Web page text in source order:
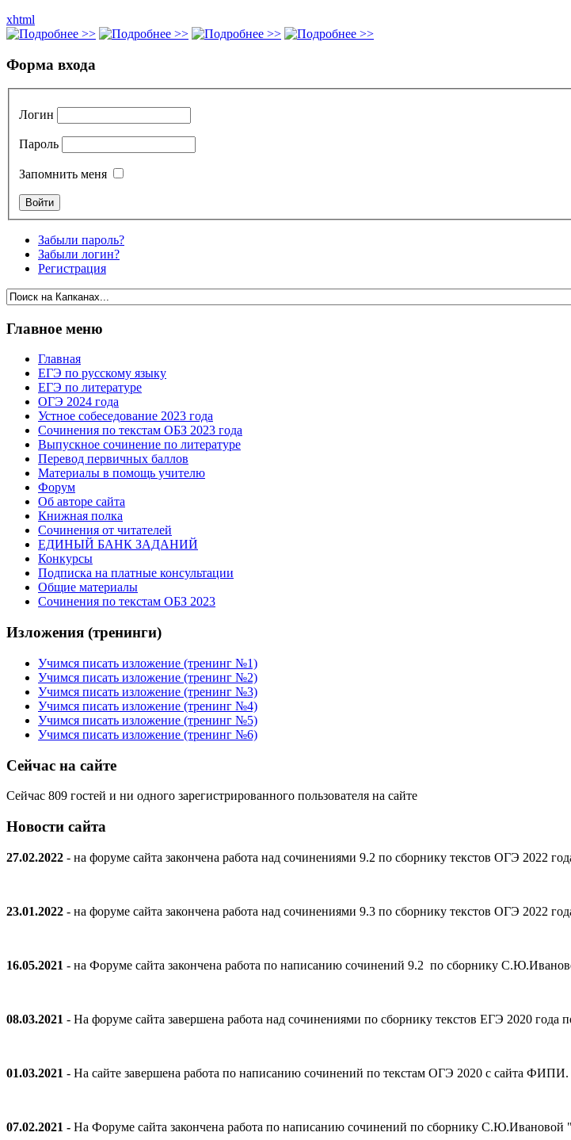
xhtml
Форма входа
Логин
Пароль
Запомнить меня
Забыли пароль?
Забыли логин?
Регистрация
Главное меню
Главная
ЕГЭ по русскому языку
ЕГЭ по литературе
ОГЭ 2024 года
Устное собеседование 2023 года
Сочинения по текстам ОБЗ 2023 года
Выпускное сочинение по литературе
Перевод первичных баллов
Материалы в помощь учителю
Форум
Об авторе сайта
Книжная полка
Cочинения от читателей
ЕДИНЫЙ БАНК ЗАДАНИЙ
Конкурсы
Подписка на платные консультации
Общие материалы
Сочинения по текстам ОБЗ 2023
Изложения (тренинги)
Учимся писать изложение (тренинг №1)
Учимся писать изложение (тренинг №2)
Учимся писать изложение (тренинг №3)
Учимся писать изложение (тренинг №4)
Учимся писать изложение (тренинг №5)
Учимся писать изложение (тренинг №6)
Сейчас на сайте
Сейчас 809 гостей и ни одного зарегистрированного пользователя на сайте
Новости сайта
27.02.2022 - на форуме сайта закончена работа над сочинениями 9.2 по сборнику текстов ОГЭ 2022
23.01.2022 - на форуме сайта закончена работа над сочинениями 9.3 по сборнику текстов ОГЭ 2022
16.05.2021 - на Форуме сайта закончена работа по написанию сочинений 9.2 по сборнику
08.03.2021 - На форуме сайта завершена работа над сочинениями по сборнику текстов ЕГЭ 2020
01.03.2021 - На сайте завершена работа по написанию сочинений по текстам ОГЭ 2020 с сайта ФИПИ.
07.02.2021 - На Форуме сайта закончена работа по написанию сочинений по сборнику С.Ю.Ивановой